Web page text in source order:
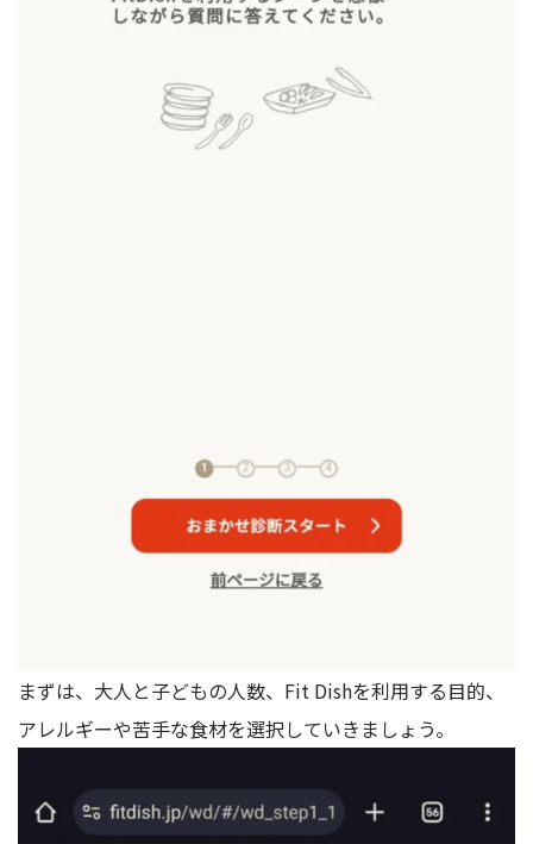
まずは、大人と子どもの人数、Fit Dishを利用する目的、
アレルギーや苦手な食材を選択していきましょう。